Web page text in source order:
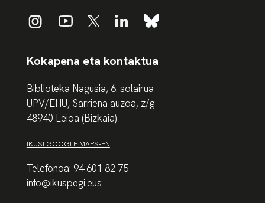
Kokapena eta kontaktua
Biblioteka Nagusia, 6. solairua
UPV/EHU, Sarriena auzoa, z/g
48940 Leioa (Bizkaia)
IKUSI GOOGLE MAPS-EN
Telefonoa: 94 601 82 75
info@ikuspegi.eus